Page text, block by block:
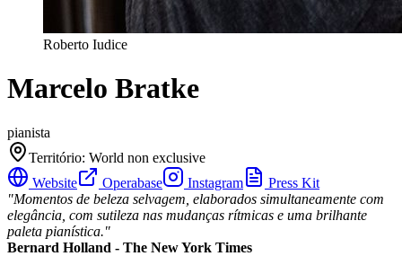
Roberto Iudice
Marcelo Bratke
pianista
Território: World non exclusive
Website
Operabase Instagram
Press Kit
"Momentos de beleza selvagem, elaborados simultaneamente com
elegância, com sutileza nas mudanças rítmicas e uma brilhante
paleta pianística."
Bernard Holland - The New York Times